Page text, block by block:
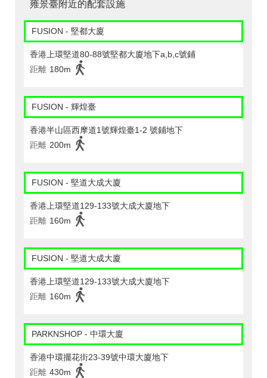
雍景臺附近的配套設施
FUSION - 堅都大廈
香港上環堅道80-88號堅都大廈地下a,b,c號鋪
距離 180m
FUSION - 輝煌臺
香港半山區西摩道1號輝煌臺1-2 號鋪地下
距離 200m
FUSION - 堅道大成大廈
香港上環堅道129-133號大成大廈地下
距離 160m
FUSION - 堅道大成大廈
香港上環堅道129-133號大成大廈地下
距離 160m
PARKNSHOP - 中環大廈
香港中環擺花街23-39號中環大廈地下
距離 430m